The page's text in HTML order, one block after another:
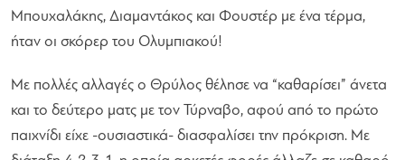
Μπουχαλάκης, Διαμαντάκος και Φουστέρ με ένα τέρμα,
ήταν οι σκόρερ του Ολυμπιακού!
Με πολλές αλλαγές ο Θρύλος θέλησε να “καθαρίσει” άνετα
και το δεύτερο ματς με τον Τύρναβο, αφού από το πρώτο
παιχνίδι είχε -ουσιαστικά- διασφαλίσει την πρόκριση. Με